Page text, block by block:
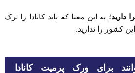
دارید؛ به این معنا که باید کانادا را ترک
کشور را ندارید.
برای ورک پرمیت کانادا